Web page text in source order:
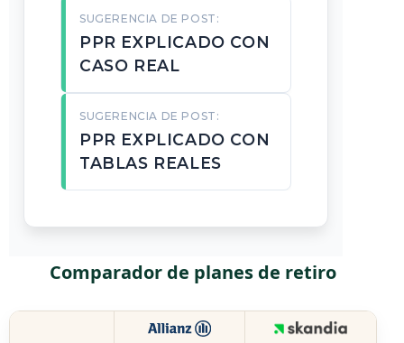
SUGERENCIA DE POST:
PPR EXPLICADO CON
CASO REAL
SUGERENCIA DE POST:
PPR EXPLICADO CON
TABLAS REALES
Comparador de planes de retiro